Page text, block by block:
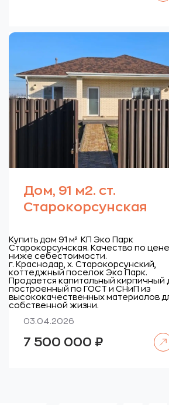
Дом, 91 м2. ст.
Старокорсунская
Купить дом 91 м² КП Эко Парк
Старокорсунская. Качество по цене
ниже себестоимости.
г. Краснодар, х. Старокорсунский,
коттеджный поселок Эко Парк.
Продается капитальный кирпичный
построенный по ГОСТ и СНиП из
высококачественных материалов
собственной жизни.
03.04.2026
7 500 000 ₽